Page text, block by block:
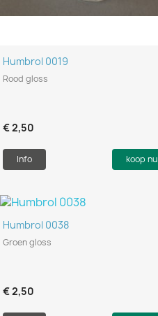
Snel bekijken
Humbrol 0019
Rood gloss
€ 2,50
Info koop nu
Snel bekijken
Humbrol 0038
Groen gloss
€ 2,50